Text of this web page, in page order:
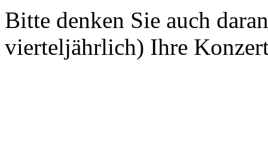
Bitte denken Sie auch
vierteljährlich) Ihre